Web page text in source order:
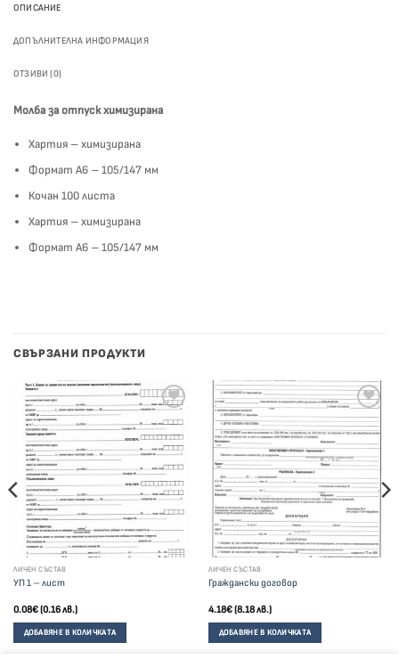
ОПИСАНИЕ
ДОПЪЛНИТЕЛНА ИНФОРМАЦИЯ
ОТЗИВИ (0)
Молба за отпуск химизирана
Хартия – химизирана
Формат А6 – 105/147 мм
Кочан 100 листа
Хартия – химизирана
Формат А6 – 105/147 мм
СВЪРЗАНИ ПРОДУКТИ
ЛИЧЕН СЪСТАВ
УП 1 – лист
0.08€(0.16 лв.)
ДОБАВЯНЕ В КОЛИЧКАТА
ЛИЧЕН СЪСТАВ
Граждански договор
4.18€(8.18 лв.)
ДОБАВЯНЕ В КОЛИЧКАТА